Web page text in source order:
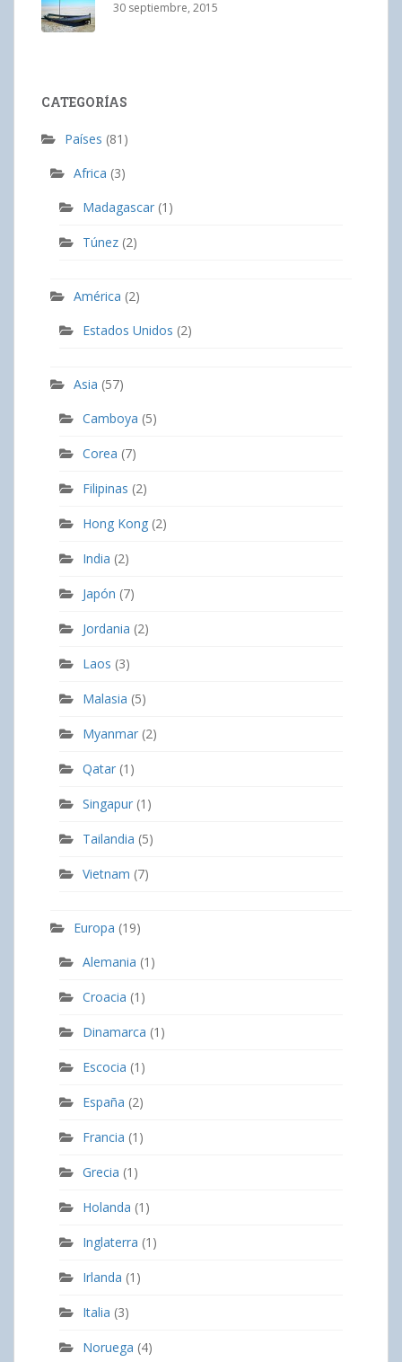
30 septiembre, 2015
CATEGORÍAS
Países (81)
Africa (3)
Madagascar (1)
Túnez (2)
América (2)
Estados Unidos (2)
Asia (57)
Camboya (5)
Corea (7)
Filipinas (2)
Hong Kong (2)
India (2)
Japón (7)
Jordania (2)
Laos (3)
Malasia (5)
Myanmar (2)
Qatar (1)
Singapur (1)
Tailandia (5)
Vietnam (7)
Europa (19)
Alemania (1)
Croacia (1)
Dinamarca (1)
Escocia (1)
España (2)
Francia (1)
Grecia (1)
Holanda (1)
Inglaterra (1)
Irlanda (1)
Italia (3)
Noruega (4)